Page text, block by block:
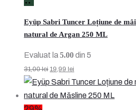
coș
Eyüp Sabri Tuncer Loțiune de
natural de Argan 250 ML
Evaluat la5.00din 5
31,00lei Prețul
inițial
a
19,99 lei
curent
este: